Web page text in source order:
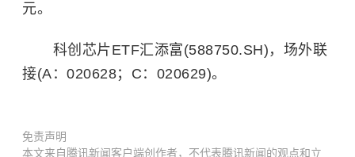
元。
科创芯片ETF汇添富(588750.SH)，场外联
接(A：020628；C：020629)。
免责声明
本文来自腾讯新闻客户端创作者，不代表腾讯新闻的观点和立